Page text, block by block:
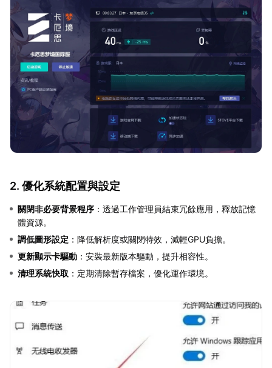
2. 優化系統配置與設定
關閉非必要背景程序 ：透過工作管理員結束冗餘應用，釋放記憶
體資源。
調低圖形設定 ：降低解析度或關閉特效，減輕GPU負擔。
更新顯示卡驅動 ：安裝最新版本驅動，提升相容性。
清理系統快取 ：定期清除暫存檔案，優化運作環境。